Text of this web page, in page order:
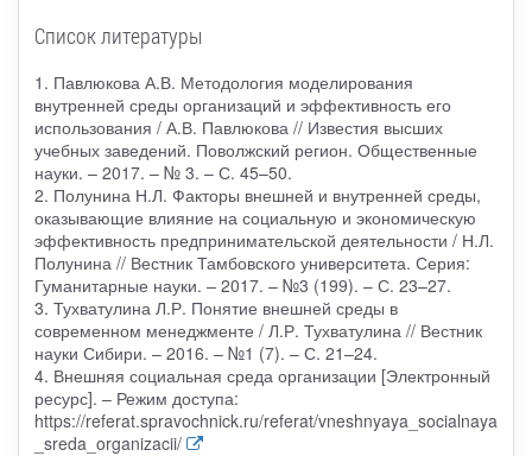
Список литературы
1. Павлюкова А.В. Методология моделирования
внутренней среды организаций и эффективность его
использования / А.В. Павлюкова // Известия высших
учебных заведений. Поволжский регион. Общественные
науки. – 2017. – № 3. – С. 45–50.
2. Полунина Н.Л. Факторы внешней и внутренней среды,
оказывающие влияние на социальную и экономическую
эффективность предпринимательской деятельности / Н.Л.
Полунина // Вестник Тамбовского университета. Серия:
Гуманитарные науки. – 2017. – №3 (199). – С. 23–27.
3. Тухватулина Л.Р. Понятие внешней среды в
современном менеджменте / Л.Р. Тухватулина // Вестник
науки Сибири. – 2016. – №1 (7). – С. 21–24.
4. Внешняя социальная среда организации [Электронный
ресурс]. – Режим доступа:
https://referat.spravochnick.ru/referat/vneshnyaya_socialnaya
_sreda_organizacii/